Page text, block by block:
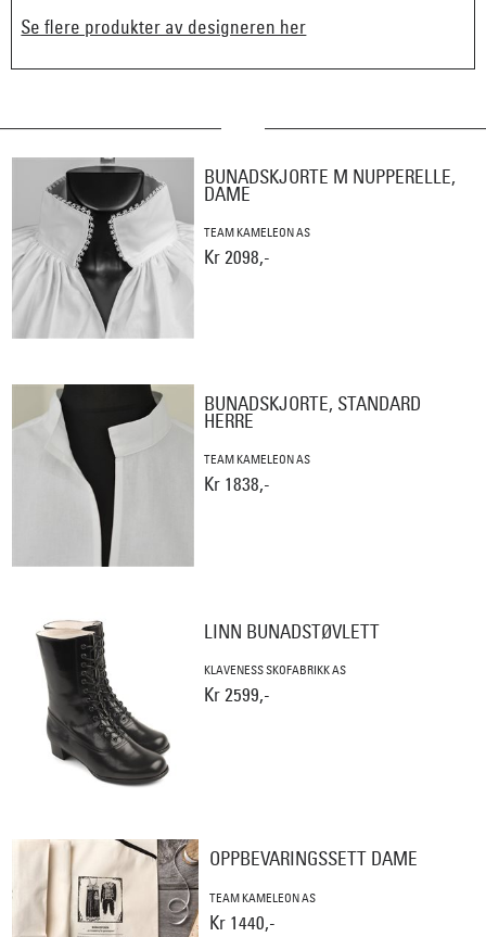
Se flere produkter av designeren her
BUNADSKJORTE M NUPPERELLE,
DAME
TEAM KAMELEON AS
Kr 2098,-
BUNADSKJORTE, STANDARD
HERRE
TEAM KAMELEON AS
Kr 1838,-
LINN BUNADSTØVLETT
KLAVENESS SKOFABRIKK AS
Kr 2599,-
OPPBEVARINGSSETT DAME
TEAM KAMELEON AS
Kr 1440,-